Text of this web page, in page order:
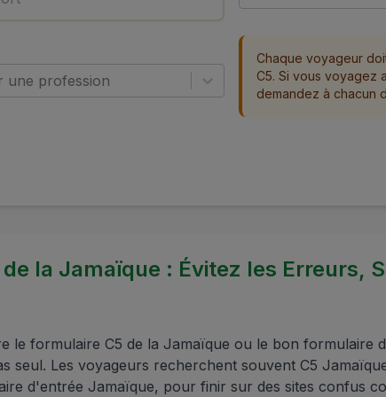
une profession
Chaque voyageur
C5. Si vous voyagez
demandez à chacun
de la Jamaïque : Évitez les Erreurs,
le formulaire C5 de la Jamaïque ou le bon formulaire
seul. Les voyageurs recherchent souvent C5
d'entrée Jamaïque, pour finir sur des sites confus